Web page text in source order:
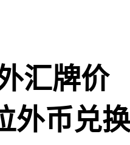
汇牌价
外币兑